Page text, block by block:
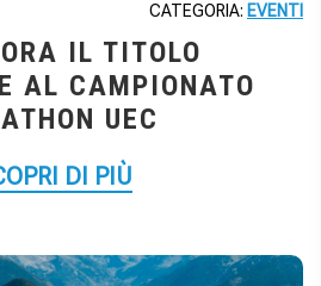
CATEGORIA: EVENTI
IL TITOLO
AL CAMPIONATO
UEC
DI PIÙ